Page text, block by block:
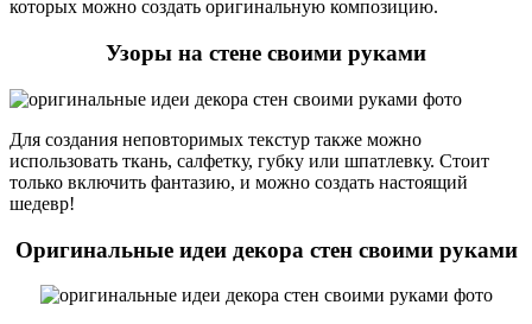
которых можно создать оригинальную композицию.
Узоры на стене своими руками
Для создания неповторимых текстур также можно
использовать ткань, салфетку, губку или шпатлевку. Стоит
только включить фантазию, и можно создать настоящий
шедевр!
Оригинальные идеи декора стен своими руками